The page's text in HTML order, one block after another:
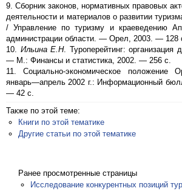
9. Сборник законов, нормативных правовых
деятельности и материалов о развитии
/ Управление по туризму и краеведению
администрации области. — Орел, 2003. — 128
10. Ильина Е.Н. Туроперейтинг: организация
— М.: Финансы и статистика, 2002. — 256 с.
11. Социально-экономическое положение
январь—апрель 2002 г.: Информационный
— 42 с.
Также по этой теме:
Книги по этой тематике
Другие статьи по этой тематике
Ранее просмотренные страницы
Исследование конкурентных позиций